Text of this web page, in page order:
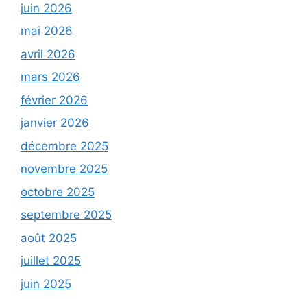
juin 2026
mai 2026
avril 2026
mars 2026
février 2026
janvier 2026
décembre 2025
novembre 2025
octobre 2025
septembre 2025
août 2025
juillet 2025
juin 2025